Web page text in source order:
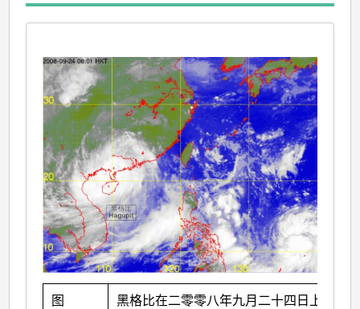
图
黑格比在二零零八年九月二十四日上午8时